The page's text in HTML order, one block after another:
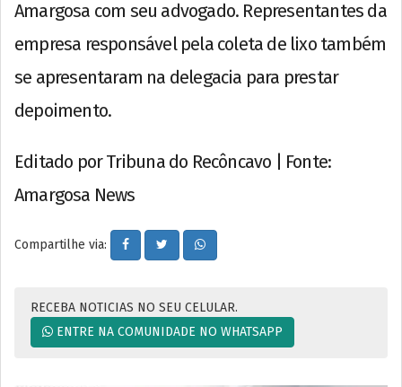
Amargosa com seu advogado. Representantes da
empresa responsável pela coleta de lixo também
se apresentaram na delegacia para prestar
depoimento.
Editado por Tribuna do Recôncavo | Fonte:
Amargosa News
Compartilhe via:
RECEBA NOTICIAS NO SEU CELULAR.
ENTRE NA COMUNIDADE NO WHATSAPP